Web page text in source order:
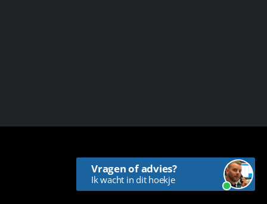
Vragen of advies?
Ik wacht in dit hoekje